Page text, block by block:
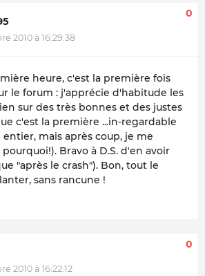
2010 à 16:29:38
0
heure, c'est la première fois
le forum : j'apprécie d'habitude les
sur des très bonnes et des justes
c'est la première ...in-regardable
mais après coup, je me
Bravo à D.S. d'en avoir
"après le crash"). Bon, tout le
sans rancune !
2010 à 16:22:12
0